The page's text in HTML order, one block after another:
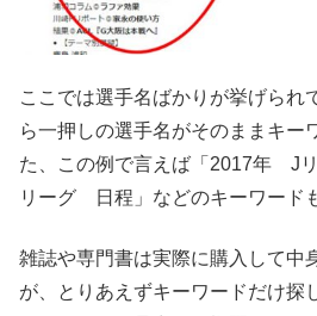
ここでは選手名ばかりが挙げられ
ら一押しの選手名がそのままキー
た、この例で言えば「2017年 J
リーグ 日程」などのキーワード
雑誌や専門書は実際に購入して中
が、とりあえずキーワードだけ探